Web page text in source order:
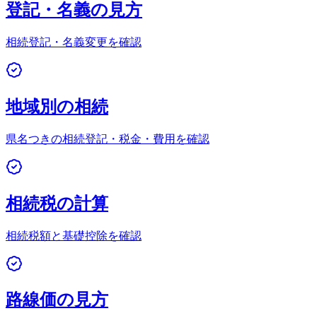
登記・名義の見方
相続登記・名義変更を確認
地域別の相続
県名つきの相続登記・税金・費用を確認
相続税の計算
相続税額と基礎控除を確認
路線価の見方